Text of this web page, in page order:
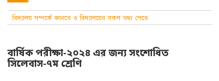
বিদ্যালয় সম্পর্কে জানতে ও বিদ্যালয়ের সকল তথ্য পেতে
বার্ষিক পরীক্ষা-২০২৪ এর জন্য সংশোধিত
সিলেবাস-৭ম শ্রেণি